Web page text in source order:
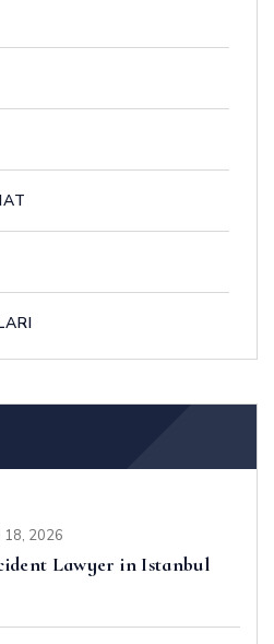
18, 2026
Lawyer in Istanbul